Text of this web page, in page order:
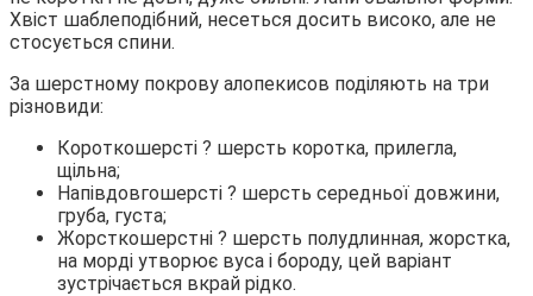
Хвіст шаблеподібний, несеться досить високо, але не
стосується спини.
За шерстному покрову алопекисов поділяють на три
різновиди:
Короткошерсті ? шерсть коротка, прилегла,
щільна;
Напівдовгошерсті ? шерсть середньої довжини,
груба, густа;
Жорсткошерстні ? шерсть полудлинная, жорстка,
на морді утворює вуса і бороду, цей варіант
зустрічається вкрай рідко.